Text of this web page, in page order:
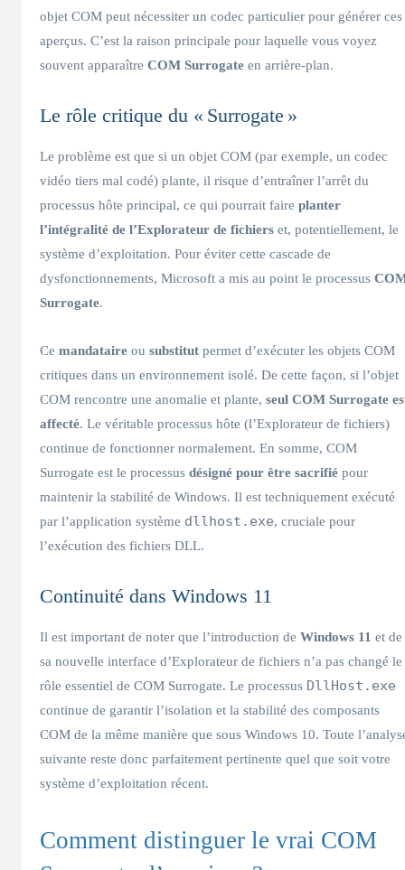
objet COM peut nécessiter un codec particulier pour générer ces
aperçus. C’est la raison principale pour laquelle vous voyez
souvent apparaître COM Surrogate en arrière-plan.
Le rôle critique du « Surrogate »
Le problème est que si un objet COM (par exemple, un codec
vidéo tiers mal codé) plante, il risque d’entraîner l’arrêt du
processus hôte principal, ce qui pourrait faire planter
l’intégralité de l’Explorateur de fichiers et, potentiellement, le
système d’exploitation. Pour éviter cette cascade de
dysfonctionnements, Microsoft a mis au point le processus
Surrogate.
Ce mandataire ou substitut permet d’exécuter les objets COM
critiques dans un environnement isolé. De cette façon, si l’objet
COM rencontre une anomalie et plante, seul COM Surrogate
affecté. Le véritable processus hôte (l’Explorateur de fichiers)
continue de fonctionner normalement. En somme, COM
Surrogate est le processus désigné pour être sacrifié pour
maintenir la stabilité de Windows. Il est techniquement exécuté
par l’application système dllhost.exe, cruciale pour
l’exécution des fichiers DLL.
Continuité dans Windows 11
Il est important de noter que l’introduction de Windows 11 et de
sa nouvelle interface d’Explorateur de fichiers n’a pas changé le
rôle essentiel de COM Surrogate. Le processus DllHost.exe
continue de garantir l’isolation et la stabilité des composants
COM de la même manière que sous Windows 10. Toute
suivante reste donc parfaitement pertinente quel que soit votre
système d’exploitation récent.
Comment distinguer le vrai COM